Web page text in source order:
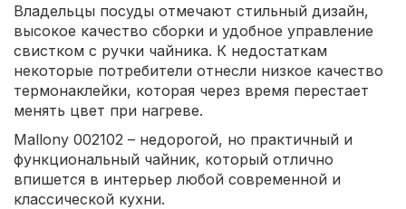
Владельцы посуды отмечают стильный дизайн,
высокое качество сборки и удобное управление
свистком с ручки чайника. К недостаткам
некоторые потребители отнесли низкое качество
термонаклейки, которая через время перестает
менять цвет при нагреве.
Mallony 002102 – недорогой, но практичный и
функциональный чайник, который отлично
впишется в интерьер любой современной и
классической кухни.